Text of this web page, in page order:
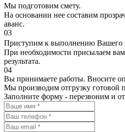
Мы подготовим смету.
На основании нее составим
аванс.
03
Приступим к выполнению Вашего
При необходимости присылаем
результата.
04
Вы принимаете работы. Вносите
Мы производим отгрузку готовой
Заполните форму - перезвоним и